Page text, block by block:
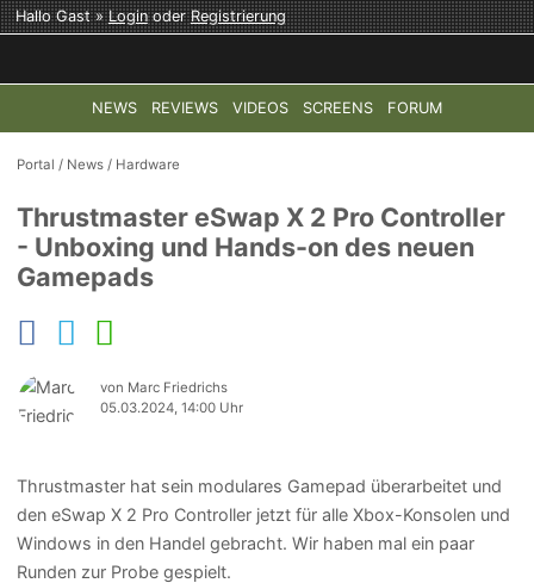
Hallo Gast »LoginoderRegistrierung
NEWS REVIEWS VIDEOS SCREENS FORUM
TOP-THEMEN: COD: MODERN WARFARE 4 HALO:
Portal / News / Hardware
Thrustmaster eSwap X 2 Pro Controller
- Unboxing und Hands-on des neuen
Gamepads
von Marc Friedrichs
05.03.2024, 14:00 Uhr
Thrustmaster hat sein modulares Gamepad überarbeitet und
den eSwap X 2 Pro Controller jetzt für alle Xbox-Konsolen und
Windows in den Handel gebracht. Wir haben mal ein paar
Runden zur Probe gespielt.